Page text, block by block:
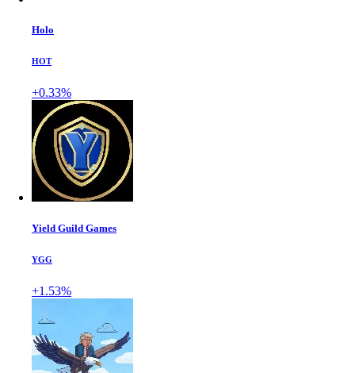
Holo
HOT
+0.33%
Yield Guild Games
YGG
+1.53%